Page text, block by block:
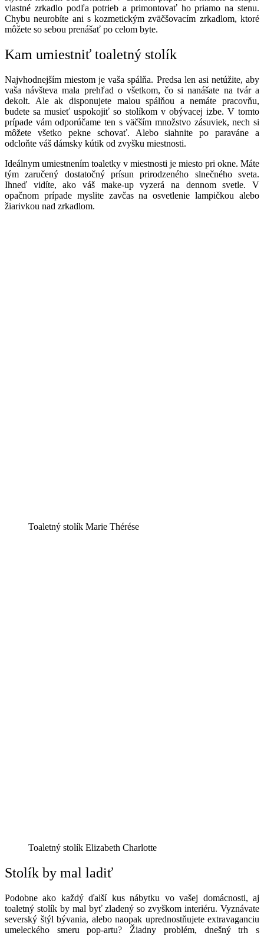
vlastné zrkadlo podľa potrieb a primontovať ho priamo na stenu.
Chybu neurobíte ani s kozmetickým zväčšovacím zrkadlom, ktoré
môžete so sebou prenášať po celom byte.
Kam umiestniť toaletný stolík
Najvhodnejším miestom je vaša spálňa. Predsa len asi netúžite, aby
vaša návšteva mala prehľad o všetkom, čo si nanášate na tvár a
dekolt. Ale ak disponujete malou spálňou a nemáte pracovňu,
budete sa musieť uspokojiť so stolíkom v obývacej izbe. V tomto
prípade vám odporúčame ten s väčším množstvo zásuviek, nech si
môžete všetko pekne schovať. Alebo siahnite po paraváne a
odcloňte váš dámsky kútik od zvyšku miestnosti.
Ideálnym umiestnením toaletky v miestnosti je miesto pri okne. Máte
tým zaručený dostatočný prísun prirodzeného slnečného sveta.
Ihneď vidíte, ako váš make-up vyzerá na dennom svetle. V
opačnom prípade myslite zavčas na osvetlenie lampičkou alebo
žiarivkou nad zrkadlom.
Toaletný stolík Marie Thérése
Toaletný stolík Elizabeth Charlotte
Stolík by mal ladiť
Podobne ako každý ďalší kus nábytku vo vašej domácnosti, aj
toaletný stolík by mal byť zladený so zvyškom interiéru. Vyznávate
severský štýl bývania, alebo naopak uprednostňujete extravaganciu
umeleckého smeru pop-artu? Žiadny problém, dnešný trh s